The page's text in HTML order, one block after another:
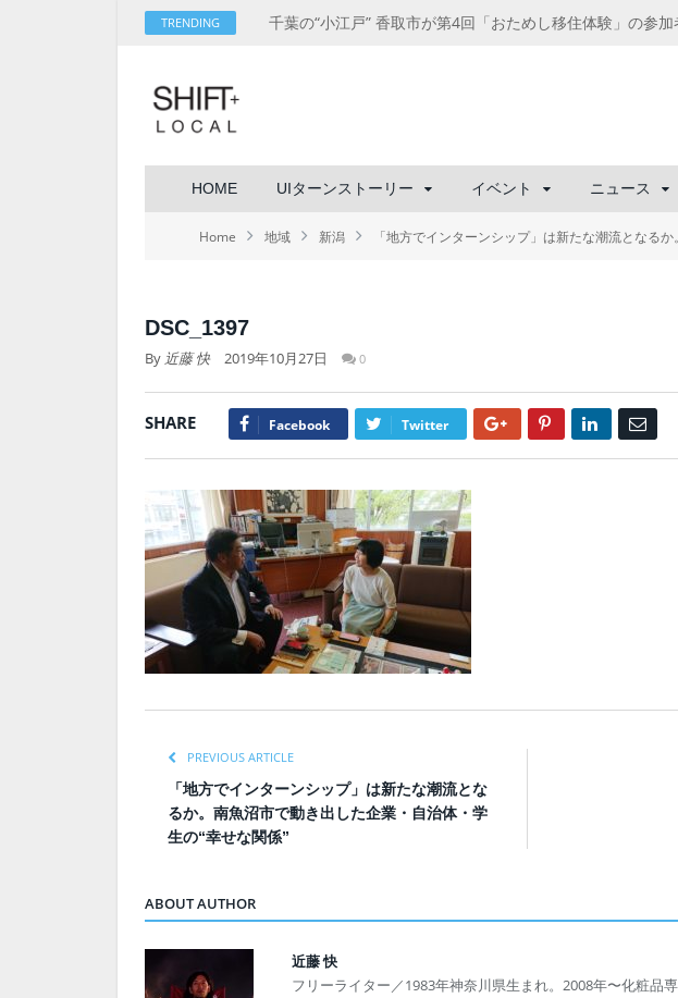
TRENDING
HOME UIターンストーリー イベント ニュース
Home 地域 新潟 「地方でインターンシップ」は新たな潮流となる
DSC_1397
By 近藤 快 2019年10月27日 0
SHARE Facebook Twitter Google+ Pinterest LinkedIn
PREVIOUS ARTICLE
「地方でインターンシップ」は新たな潮流とな
るか。南魚沼市で動き出した企業・自治体・学
生の“幸せな関係”
ABOUT AUTHOR
近藤 快
フリーライター／1983年神奈川県生まれ。2008年〜化粧品